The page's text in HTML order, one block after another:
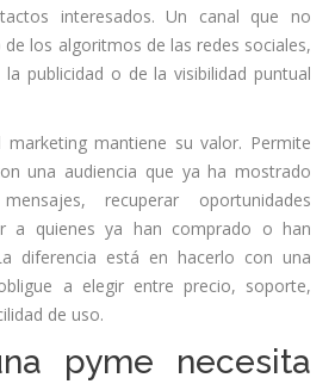
interesados. Un canal que no
los algoritmos de las redes sociales,
publicidad o de la visibilidad puntual
mantiene su valor. Permite
una audiencia que ya ha mostrado
recuperar oportunidades
a quienes ya han comprado o han
diferencia está en hacerlo con una
a elegir entre precio, soporte,
de uso.
pyme necesita